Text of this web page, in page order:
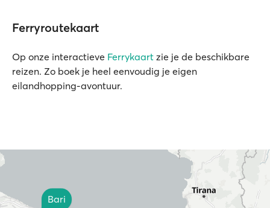
Ferryroutekaart
Op onze interactieve Ferrykaart zie je de beschikbare
reizen. Zo boek je heel eenvoudig je eigen
eilandhopping-avontuur.
Bari